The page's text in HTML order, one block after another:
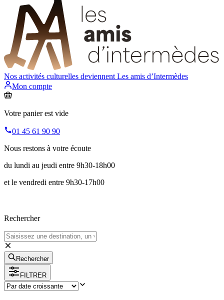
Nos activités culturelles deviennent Les amis d’Intermèdes
Mon compte
Votre panier est vide
01 45 61 90 90
Nous restons à votre écoute
du lundi au jeudi entre 9h30-18h00
et le vendredi entre 9h30-17h00
Rechercher
Rechercher
FILTRER